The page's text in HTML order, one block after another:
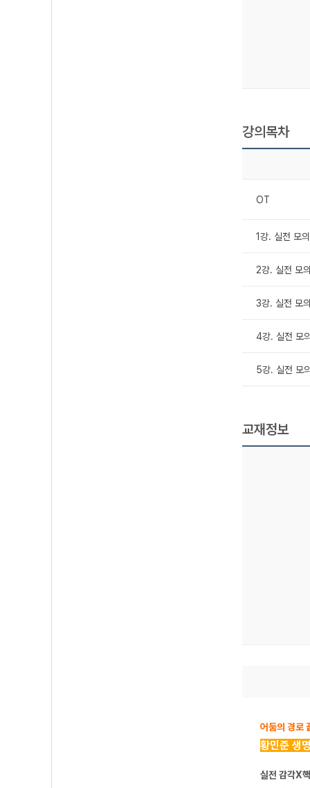
강의목차
OT
1강. 실전 모
2강. 실전 모
3강. 실전 모
4강. 실전 모
5강. 실전 모
교재정보
어둠의 경로
황민준 생
실전 감각X